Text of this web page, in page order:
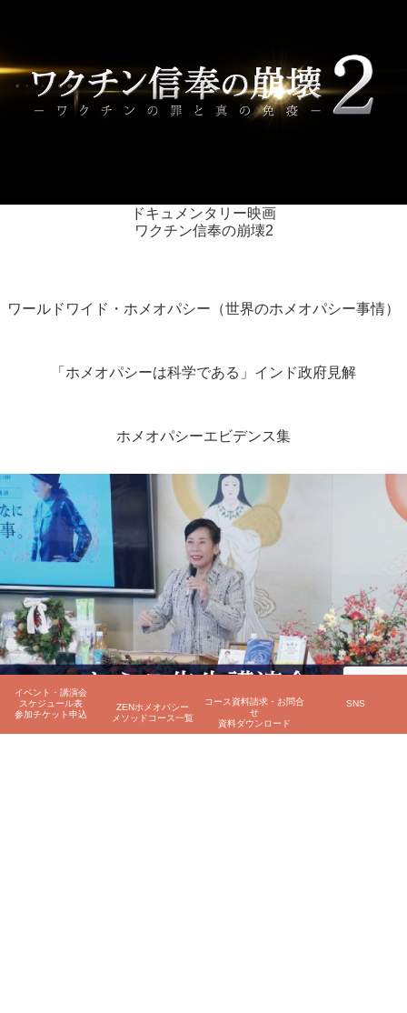
イベント・講演会
スケジュール表
参加チケット申込
ZENホメオパシー
メソッドコース一覧
コース資料請求・お問合
せ
資料ダウンロード
SNS
ドキュメンタリー映画
ワクチン信奉の崩壊2
ワールドワイド・ホメオパシー（世界のホメオパシー事情）
「ホメオパシーは科学である」インド政府見解
ホメオパシーエビデンス集